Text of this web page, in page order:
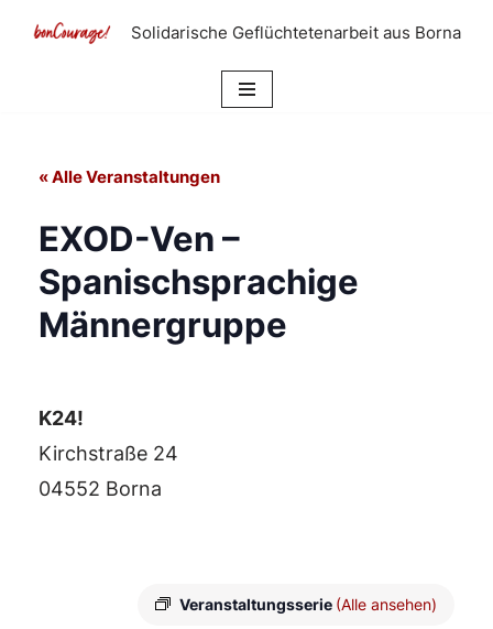
Solidarische Geflüchtetenarbeit aus Borna
« Alle Veranstaltungen
EXOD-Ven –
Spanischsprachige
Männergruppe
K24!
Kirchstraße 24
04552 Borna
Veranstaltungsserie (Alle ansehen)